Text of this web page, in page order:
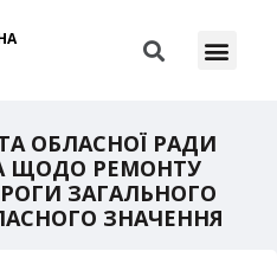
ОБЛАСНОЇ РАДИ
ЩОДО РЕМОНТУ
ЗАГАЛЬНОГО
ЗНАЧЕННЯ